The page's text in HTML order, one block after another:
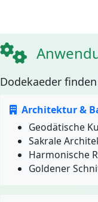
Dodekaederfinden
Architektur &
Geodätische
Sakrale
Harmonische
Goldener